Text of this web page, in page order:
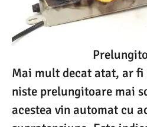
Mai mult decat atat, ar fi
niste prelungitoare mai
acestea vin automat cu